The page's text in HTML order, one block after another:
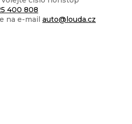
400 808
na e-mail auto@louda.cz